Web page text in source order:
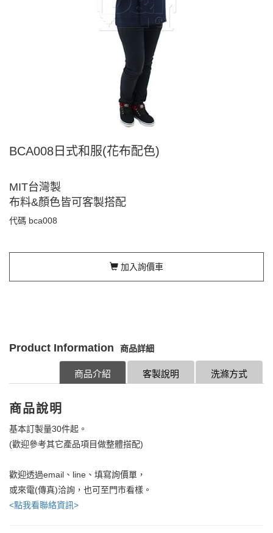
BCA008日式和服(花布配色)
MIT台灣製
布料&顏色皆可客製搭配
代碼 bca008
加入詢價車
Product Information 商品詳細
洗滌方式
客製說明
商品介紹
商品說明
基本訂製量30件起。
(歡迎參考其它產品項目做整體搭配)
歡迎透過email、line、填寫詢價單，
或來電(傳真)洽詢，也可至門市看樣。
<點我看聯絡資訊>